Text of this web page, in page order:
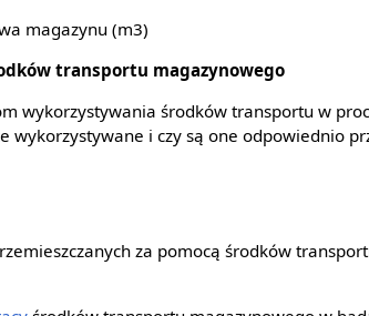
magazynu (m3)
transportu magazynowego
wykorzystywania środków transportu w
wykorzystywane i czy są one odpowiednio
za pomocą środków